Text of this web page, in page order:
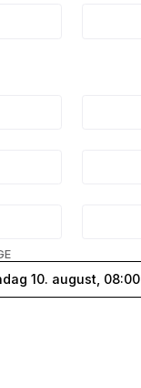
10. august, 08:00